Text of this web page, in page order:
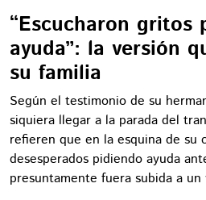
“Escucharon gritos
ayuda”: la versión
su familia
Según el testimonio de su
siquiera llegar a la parada del
refieren que en la esquina de su
desesperados pidiendo ayuda
presuntamente fuera subida a un